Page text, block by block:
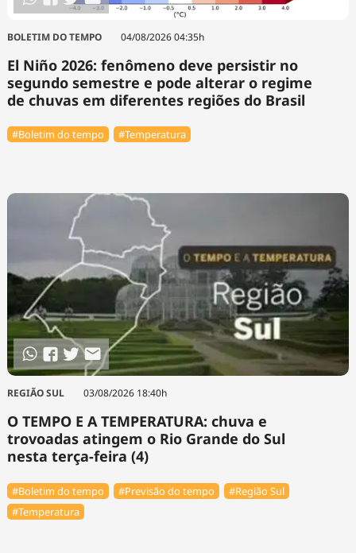
BOLETIM DO TEMPO 04/08/2026 04:35h
El Niño 2026: fenômeno deve persistir no
segundo semestre e pode alterar o regime
de chuvas em diferentes regiões do Brasil
#Boletim do tempo #Temperatura
REGIÃO SUL 03/08/2026 18:40h
O TEMPO E A TEMPERATURA: chuva e
trovoadas atingem o Rio Grande do Sul
nesta terça-feira (4)
#Boletim do tempo #Previsão do tempo
#Região Sul
#Temperatura